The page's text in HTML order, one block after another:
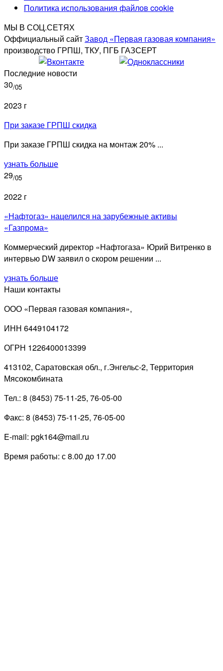
Политика использования файлов cookie
МЫ В СОЦ.СЕТЯХ
Оффициальный сайтЗавод «Первая газовая компания»
производство ГРПШ, ТКУ, ПГБ ГАЗСЕРТ
Последние новости
30/05
2023 г
При заказе ГРПШ скидка
При заказе ГРПШ скидка на монтаж 20% ...
узнать больше
29/05
2022 г
«Нафтогаз» нацелился на зарубежные активы
«Газпрома»
Коммерческий директор «Нафтогаза» Юрий Витренко в
интервью DW заявил о скором решении ...
узнать больше
Наши контакты
ООО «Первая газовая компания»,
ИНН 6449104172
ОГРН 1226400013399
413102, Саратовская обл., г.Энгельс-2, Территория
Мясокомбината
Тел.: 8 (8453) 75-11-25, 76-05-00
Факс: 8 (8453) 75-11-25, 76-05-00
E-mail: pgk164@mail.ru
Время работы: с 8.00 до 17.00